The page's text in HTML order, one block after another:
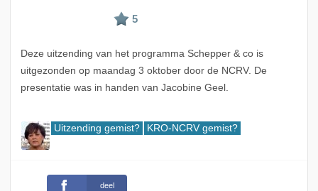
Deze uitzending van het programma Schepper & co is
uitgezonden op maandag 3 oktober door de NCRV. De
presentatie was in handen van Jacobine Geel.
Uitzending gemist? KRO-NCRV gemist?
deel